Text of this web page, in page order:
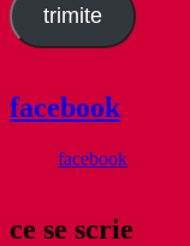
trimite
facebook
facebook
ce se scrie